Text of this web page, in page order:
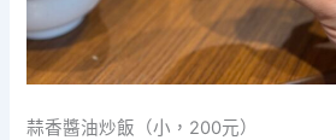
蒜香醬油炒飯（小，200元）